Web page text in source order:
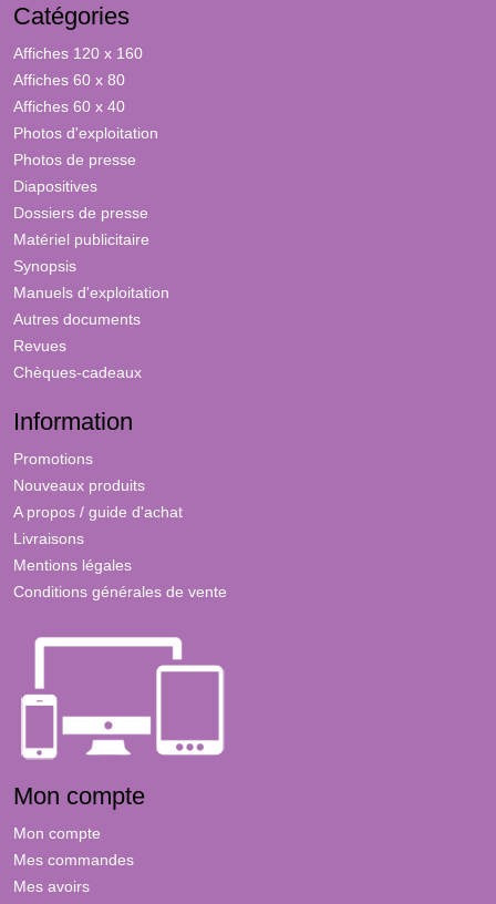
Catégories
Affiches 120 x 160
Affiches 60 x 80
Affiches 60 x 40
Photos d'exploitation
Photos de presse
Diapositives
Dossiers de presse
Matériel publicitaire
Synopsis
Manuels d'exploitation
Autres documents
Revues
Chèques-cadeaux
Information
Promotions
Nouveaux produits
A propos / guide d'achat
Livraisons
Mentions légales
Conditions générales de vente
Mon compte
Mon compte
Mes commandes
Mes avoirs